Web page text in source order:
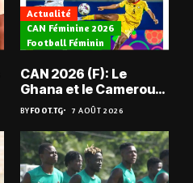
Actualité
CAN Féminine 2026
Football Féminin
CAN 2026 (F): Le
Ghana et le Cameroun
en quarts
BYFOOT.TG 7 AOÛT 2026